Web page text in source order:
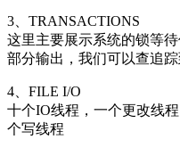
3、TRANSACTIONS
这里主要展示系统的锁等
部分输出，我们可以查追
4、FILE I/O
十个IO线程，一个更改线
个写线程